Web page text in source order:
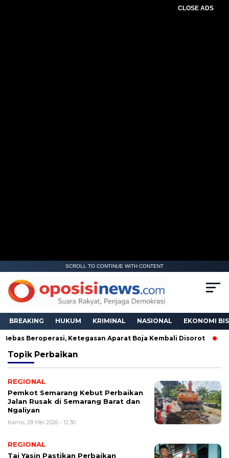
CLOSE ADS
SCROLL TO CONTINUE WITH CONTENT
BREAKING HUKUM KRIMINAL NASIONAL EKONOMI
Beroperasi, Ketegasan Aparat Boja Kembali Disorot
Topik Perbaikan
REGIONAL
Pemkot Semarang Kebut Perbaikan
Jalan Rusak di Semarang Barat dan
Ngaliyan
Kamis, 28 Mei 2026 - 12:30
REGIONAL
Taj Yasin Pastikan Perbaikan